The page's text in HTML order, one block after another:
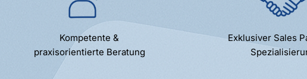
Kompetente &
praxisorientierte Beratung
Exklusiver Sales